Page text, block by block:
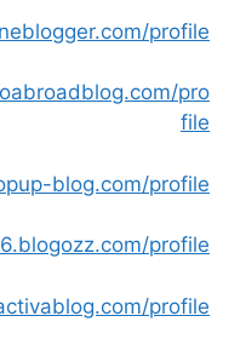
profile
pro
file
blog.com/profile
profile
profile